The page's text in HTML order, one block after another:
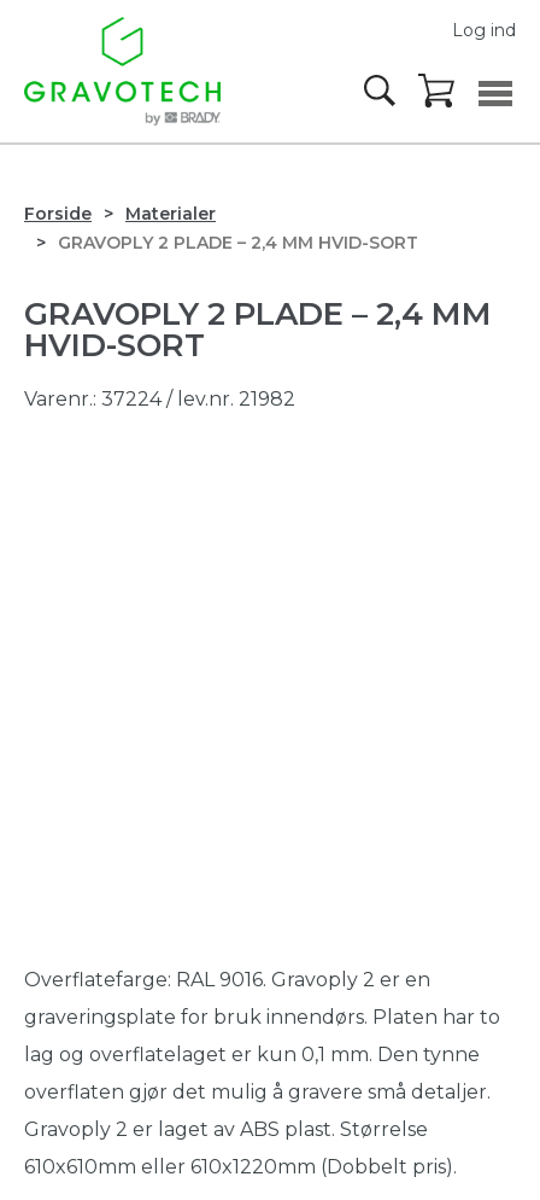
Log ind
Forside
Materialer
GRAVOPLY 2 PLADE – 2,4 MM HVID-SORT
GRAVOPLY 2 PLADE – 2,4 MM
HVID-SORT
Varenr.: 37224 / lev.nr. 21982
Overflatefarge: RAL 9016. Gravoply 2 er en
graveringsplate for bruk innendørs. Platen har to
lag og overflatelaget er kun 0,1 mm. Den tynne
overflaten gjør det mulig å gravere små detaljer.
Gravoply 2 er laget av ABS plast. Størrelse
610x610mm eller 610x1220mm (Dobbelt pris).